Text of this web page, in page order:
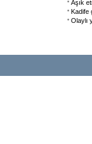
Aşık
Kadife
Olaylı